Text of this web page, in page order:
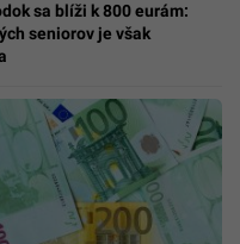
sa blíži k 800 eurám:
seniorov je však